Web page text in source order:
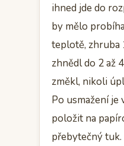
ihned jde do
by mělo
teplotě, zhruba
zhnědl do 2 až
změkl, nikoli
Po usmažení
položit na
přebytečný tuk.